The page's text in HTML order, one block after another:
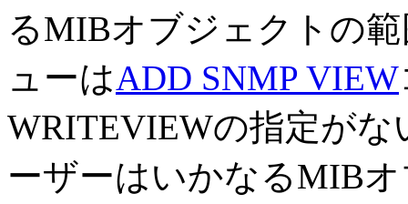
るMIBオブジェクトの
ューはADD SNMP VIEW
WRITEVIEWの指定が
ーザーはいかなるMIB